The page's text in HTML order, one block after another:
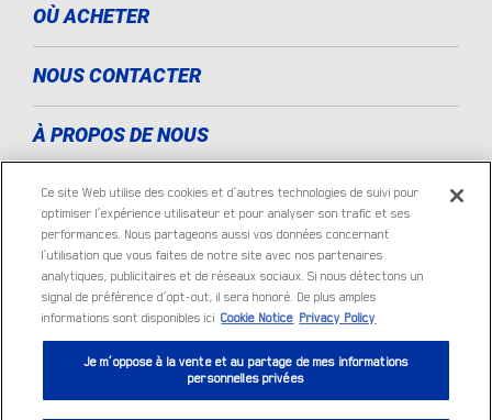
OÙ ACHETER
NOUS CONTACTER
À PROPOS DE NOUS
MENTIONS LÉGALES
KING OF THE ROAD
LES TECHNOLOGIES
Ce site Web utilise des cookies et d’autres technologies de suivi pour
optimiser l’expérience utilisateur et pour analyser son trafic et ses
performances. Nous partageons aussi vos données concernant
l’utilisation que vous faites de notre site avec nos partenaires
analytiques, publicitaires et de réseaux sociaux. Si nous détectons un
signal de préférence d’opt-out, il sera honoré. De plus amples
informations sont disponibles ici Cookie Notice Privacy Policy
Je m’oppose à la vente et au partage de mes informations
personnelles privées